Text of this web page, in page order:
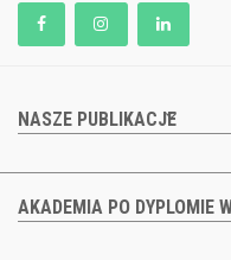
NASZE PUBLIKACJE
AKADEMIA PO DYPLOMIE